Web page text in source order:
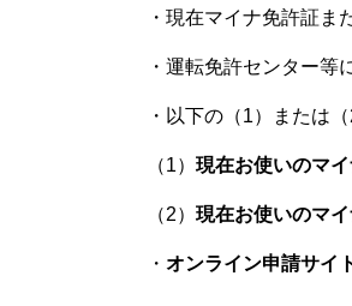
・現在マイナ免許証ま
・運転免許センター
・以下の（1）または
（1） 現在お使いのマ
（2） 現在お使いのマ
・ オンライン申請サイ